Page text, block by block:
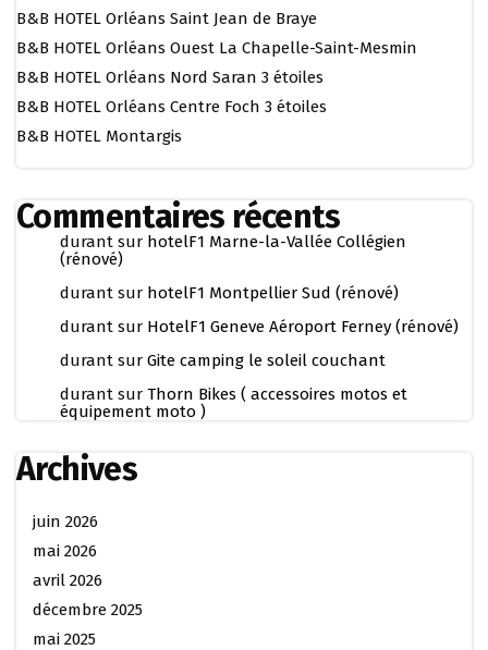
B&B HOTEL Orléans Saint Jean de Braye
B&B HOTEL Orléans Ouest La Chapelle-Saint-Mesmin
B&B HOTEL Orléans Nord Saran 3 étoiles
B&B HOTEL Orléans Centre Foch 3 étoiles
B&B HOTEL Montargis
Commentaires récents
durant sur hotelF1 Marne-la-Vallée Collégien
(rénové)
durant sur hotelF1 Montpellier Sud (rénové)
durant sur HotelF1 Geneve Aéroport Ferney (rénové)
durant sur Gite camping le soleil couchant
durant sur Thorn Bikes ( accessoires motos et
équipement moto )
Archives
juin 2026
mai 2026
avril 2026
décembre 2025
mai 2025